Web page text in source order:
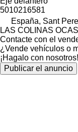
5010216581
España, Sant
LAS COLINAS
Contacte con el
¿Vende vehículos o
¡Hagalo con nosotros!
Publicar el anuncio